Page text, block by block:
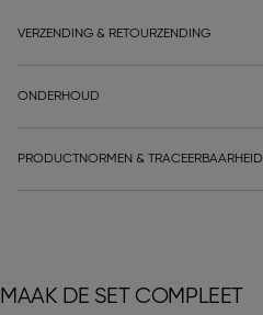
VERZENDING & RETOURZENDING
ONDERHOUD
PRODUCTNORMEN & TRACEERBAARHEID
MAAK DE SET COMPLEET